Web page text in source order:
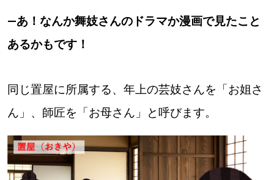
―あ！なんか舞妓さんのドラマか漫画で見たこと
あるかもです！
同じ置屋に所属する、年上の芸妓さんを「お姐さ
ん」、師匠を「お母さん」と呼びます。